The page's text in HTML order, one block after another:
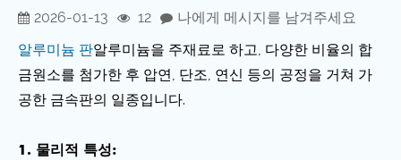
2026-01-13 12
나에게 메시지를 남겨주세요
알루미늄 판알루미늄을 주재료로 하고, 다양한 비율의 합
금원소를 첨가한 후 압연, 단조, 연신 등의 공정을 거쳐 가
공한 금속판의 일종입니다.
1. 물리적 특성: